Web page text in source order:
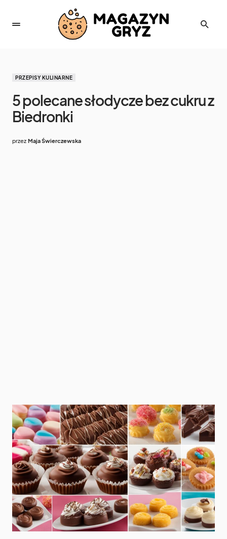
PRZEPISY KULINARNE
5 polecane słodycze bez cukru z
Biedronki
przez Maja Świerczewska